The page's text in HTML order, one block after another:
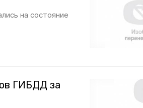
на состояние
ГИБДД за